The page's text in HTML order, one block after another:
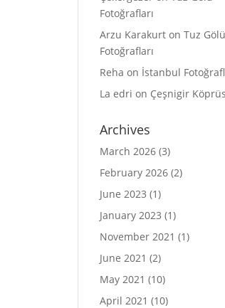
Fotoğrafları
Arzu Karakurt onTuz Gölü
Fotoğrafları
Reha on İstanbul
La edri on Çeşnigir
Archives
March 2026 (3)
February 2026 (2)
June 2023 (1)
January 2023 (1)
November 2021 (1)
June 2021 (2)
May 2021 (10)
April 2021 (10)